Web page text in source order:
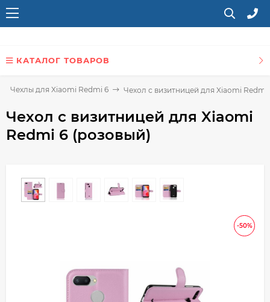
КАТАЛОГ ТОВАРОВ
Чехлы для Xiaomi Redmi 6 Чехол с визитницей для Xiaomi Redmi
Чехол с визитницей для Xiaomi
Redmi 6 (розовый)
-50%